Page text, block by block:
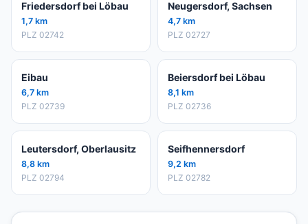
Friedersdorf bei Löbau
1,7 km
PLZ 02742
Neugersdorf, Sachsen
4,7 km
PLZ 02727
Eibau
6,7 km
PLZ 02739
Beiersdorf bei Löbau
8,1 km
PLZ 02736
Leutersdorf, Oberlausitz
8,8 km
PLZ 02794
Seifhennersdorf
9,2 km
PLZ 02782